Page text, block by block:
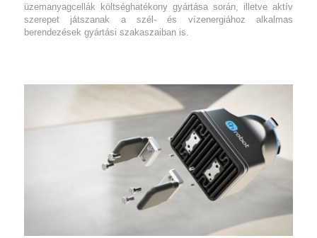
üzemanyagcellák költséghatékony gyártása során, illetve aktív
szerepet játszanak a szél- és vízenergiához alkalmas
berendezések gyártási szakaszaiban is.